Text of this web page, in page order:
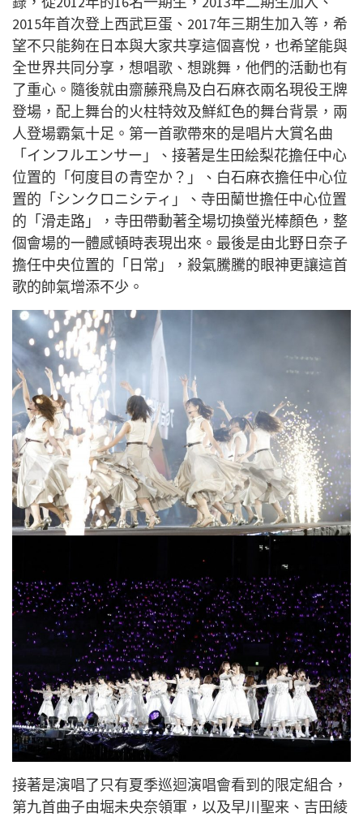
2015年首次登上西武巨蛋、 2017年三期生加入等，希
望不只能夠在日本與大家共享這個喜悅，也希望能與
全世界共同分享，想唱歌、想跳舞，他們的活動也有
了重心。隨後就由齋藤飛鳥及白石麻衣兩名現役王牌
登場，配上舞台的火柱特效及鮮紅色的舞台背景，兩
人登場霸氣十足。第一首歌帶來的是唱片大賞名曲
「インフルエンサー」、接著是生田絵梨花擔任中心
位置的「何度目の青空か？」、白石麻衣擔任中心位
置的「シンクロニシティ」、寺田蘭世擔任中心位置
的「滑走路」，寺田帶動著全場切換螢光棒顏色，整
個會場的一體感頓時表現出來。最後是由北野日奈子
擔任中央位置的「日常」，殺氣騰騰的眼神更讓這首
歌的帥氣增添不少。
接著是演唱了只有夏季巡迴演唱會看到的限定組合，
第九首曲子由堀未央奈領軍，以及早川聖来、吉田綾